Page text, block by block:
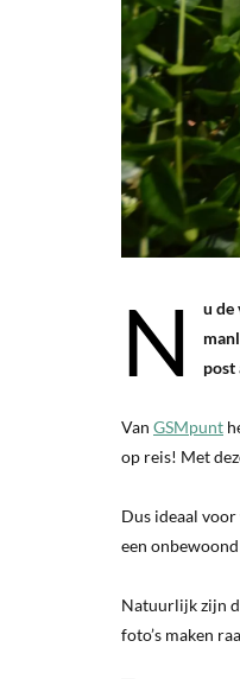
N
u de
post
Van GSMpunt
op reis! Met
Dus ideaal
een
Natuurlijk zijn
foto’s maken